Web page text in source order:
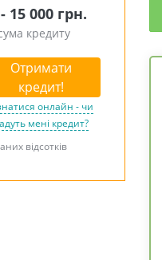
15 000 грн.
кредиту
Отримати
кредит!
онлайн - чи
мені кредит?
відсотків